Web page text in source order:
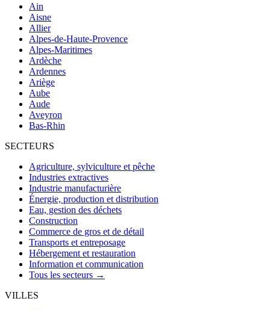
Ain
Aisne
Allier
Alpes-de-Haute-Provence
Alpes-Maritimes
Ardèche
Ardennes
Ariège
Aube
Aude
Aveyron
Bas-Rhin
SECTEURS
Agriculture, sylviculture et pêche
Industries extractives
Industrie manufacturière
Énergie, production et distribution
Eau, gestion des déchets
Construction
Commerce de gros et de détail
Transports et entreposage
Hébergement et restauration
Information et communication
Tous les secteurs →
VILLES